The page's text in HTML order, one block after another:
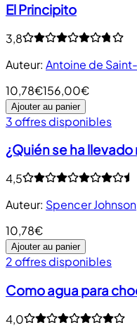
El Principito
3,8
Auteur: Antoine de
10,78€156,00€
Ajouter au panier
3 offres disponibles
¿Quién se ha llevado
4,5
Auteur: Spencer Johnson
10,78€
Ajouter au panier
2 offres disponibles
Como agua para
4,0